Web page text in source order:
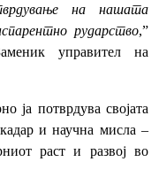
на нашата
рударство,”
управител на
ја потврдува својата
и научна мисла –
раст и развој во